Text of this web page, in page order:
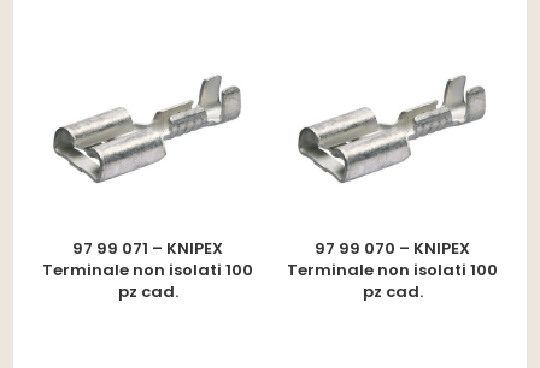
97 99 071 – KNIPEX
Terminale non isolati 100
pz cad.
97 99 070 – KNIPEX
Terminale non isolati 100
pz cad.